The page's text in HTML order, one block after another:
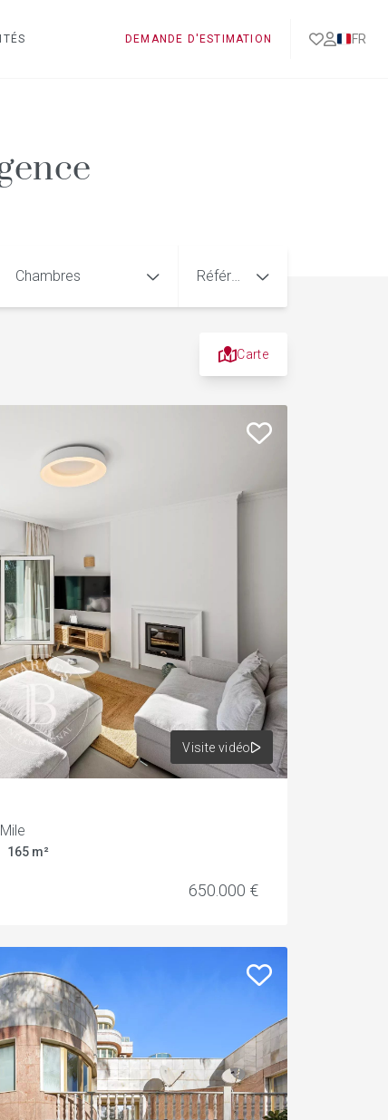
DEMANDE D'ESTIMATION FR
Chambres Référence
Carte
Visite vidéo
165 m²
650.000 €